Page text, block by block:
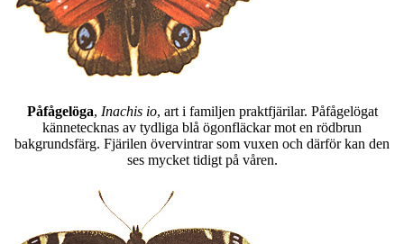
Påfågelöga, Inachis io, art i familjen praktfjärilar. Påfågelögat
kännetecknas av tydliga blå ögonfläckar mot en rödbrun
bakgrundsfärg. Fjärilen övervintrar som vuxen och därför kan den
ses mycket tidigt på våren.